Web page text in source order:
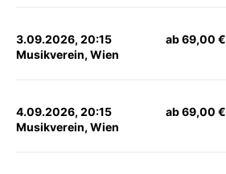
3.09.2026, 20:15
Musikverein, Wien
ab 69,00 €
4.09.2026, 20:15
Musikverein, Wien
ab 69,00 €